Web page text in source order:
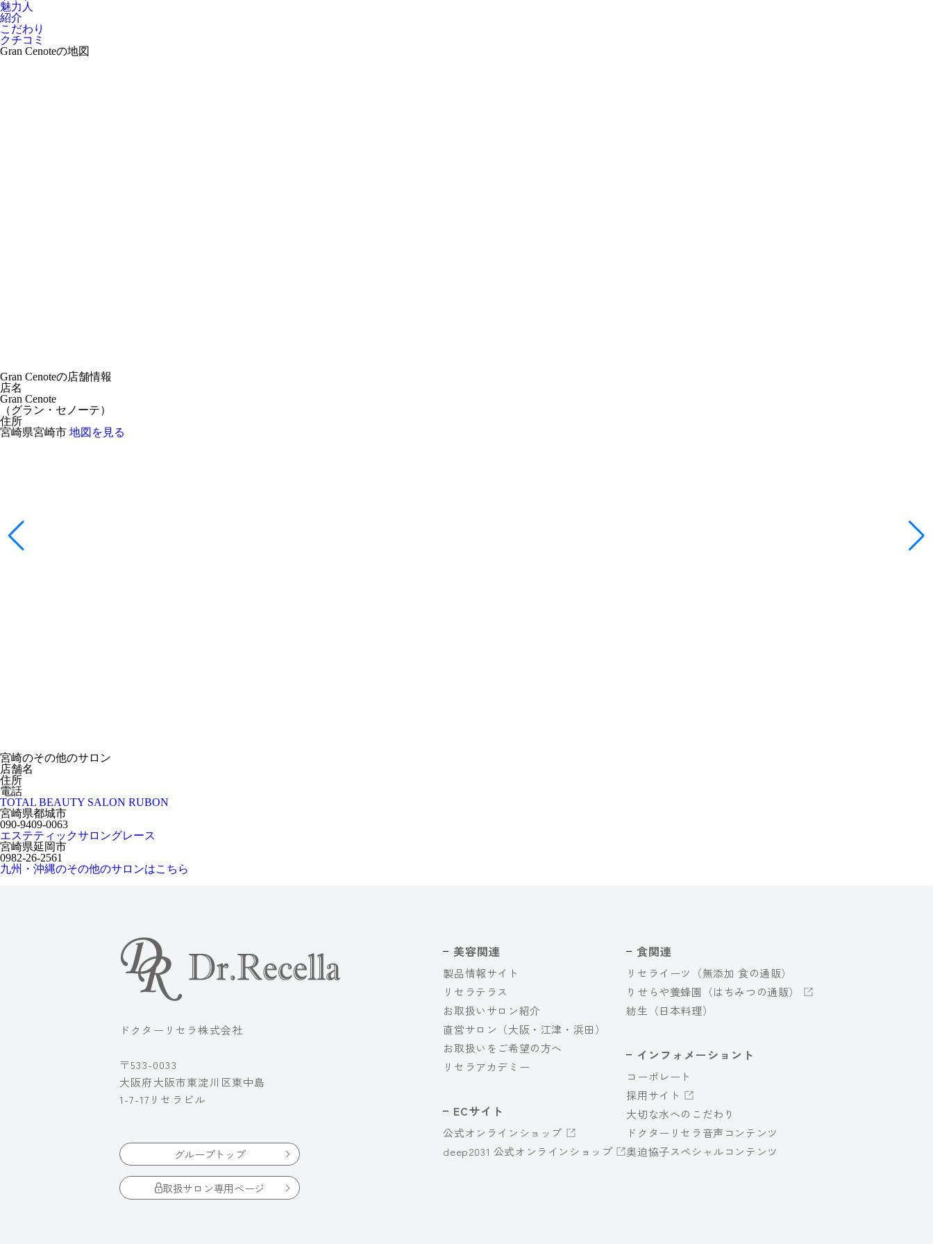
魅力人
紹介
こだわり
クチコミ
Gran Cenoteの地図
Gran Cenoteの店舗情報
店名
Gran Cenote
（グラン・セノーテ）
住所
宮崎県宮崎市 地図を見る
宮崎のその他のサロン
店舗名
住所
電話
TOTAL BEAUTY SALON RUBON
宮崎県都城市
090-9409-0063
エステティックサロングレース
宮崎県延岡市
0982-26-2561
九州・沖縄のその他のサロンはこちら
ドクターリセラ株式会社
〒533-0033
大阪府大阪市東淀川区東中島
1-7-17リセラビル
グループトップ
取扱サロン専用ページ
美容関連
製品情報サイト
リセラテラス
お取扱いサロン紹介
直営サロン（大阪・江津・浜田）
お取扱いをご希望の方へ
リセラアカデミー
ECサイト
公式オンラインショップ
deep2031 公式オンラインショップ
食関連
リセライーツ（無添加 食の通販）
りせらや養蜂園（はちみつの通販）
紡生（日本料理）
インフォメーショント
コーポレート
採用サイト
大切な水へのこだわり
ドクターリセラ音声コンテンツ
奥迫協子スペシャルコンテンツ